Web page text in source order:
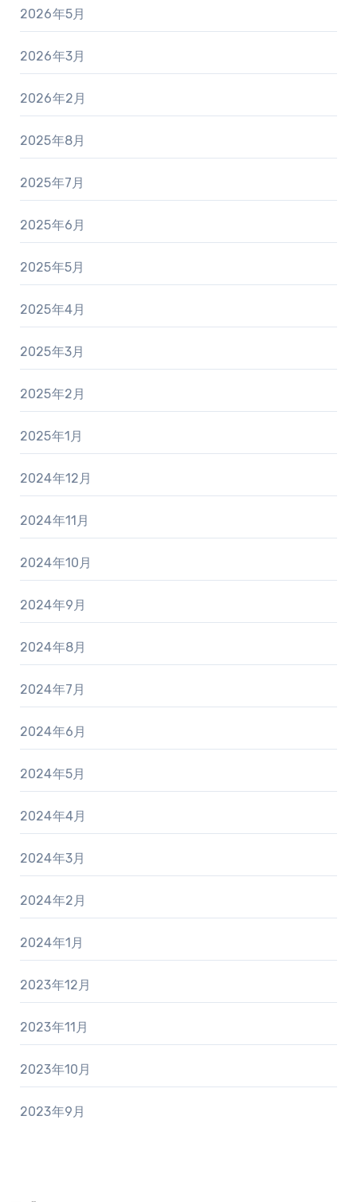
2026年5月
2026年3月
2026年2月
2025年8月
2025年7月
2025年6月
2025年5月
2025年4月
2025年3月
2025年2月
2025年1月
2024年12月
2024年11月
2024年10月
2024年9月
2024年8月
2024年7月
2024年6月
2024年5月
2024年4月
2024年3月
2024年2月
2024年1月
2023年12月
2023年11月
2023年10月
2023年9月